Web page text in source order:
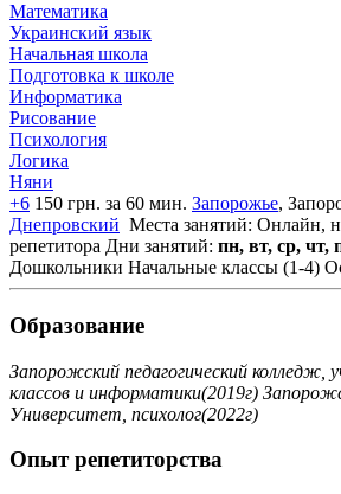
Математика
Украинский язык
Начальная школа
Подготовка к школе
Информатика
Рисование
Психология
Логика
Няни
+6 150 грн. за 60 мин. Запорожье,
Днепровский Места занятий: Онлайн,
репетитора Дни занятий: пн, вт, ср, чт,
Дошкольники Начальные классы (1-4)
Образование
Запорожский педагогический колледж,
классов и информатики(2019г)
Университет, психолог(2022г)
Опыт репетиторства